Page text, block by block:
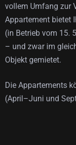
vollem Umfang zur
Appartement bietet
(in Betrieb vom 15.
– und zwar im
Objekt gemietet.
Die Appartements
(April–Juni und